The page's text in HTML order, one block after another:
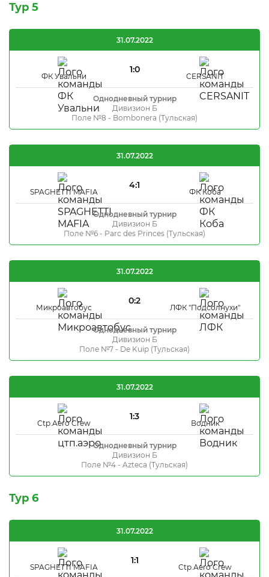
Тур 5
ФК Увальни
1:0
CERSANIT
31.07.2022
Однодневный турнир
Дивизион Б
Поле №8 - Bombonera (Тульская)
SPAGHETTI MAFIA
4:1
ФК Коба
31.07.2022
Однодневный турнир
Дивизион Б
Поле №6 - Parc des Princes (Тульская)
Микроавтобус
0:2
ЛФК "Подсолнухи"
31.07.2022
Однодневный турнир
Дивизион Б
Поле №7 - De Kuip (Тульская)
Ctp.Aero Crew
1:3
Водник
31.07.2022
Однодневный турнир
Дивизион Б
Поле №4 - Azteca (Тульская)
Тур 6
SPAGHETTI MAFIA
1:1
Ctp.Aero Crew
31.07.2022